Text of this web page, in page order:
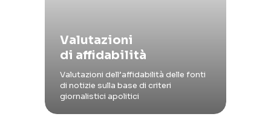
Valutazioni
di affidabilità
Valutazioni dell’affidabilità delle fonti
di notizie sulla base di criteri
giornalistici apolitici